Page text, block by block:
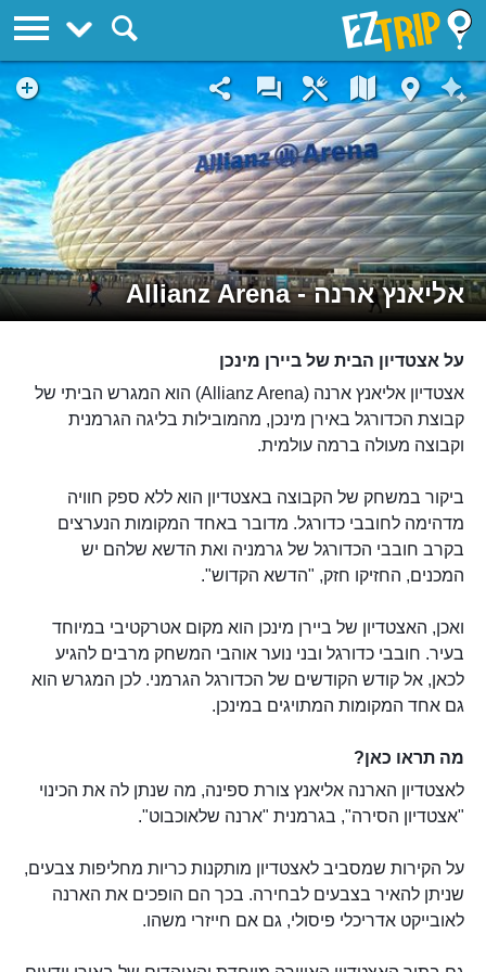
אליאנץ ארנה - Allianz Arena
על אצטדיון הבית של ביירן מינכן
אצטדיון אליאנץ ארנה (Allianz Arena) הוא המגרש הביתי של
קבוצת הכדורגל באירן מינכן, מהמובילות בליגה הגרמנית
וקבוצה מעולה ברמה עולמית.
ביקור במשחק של הקבוצה באצטדיון הוא ללא ספק חוויה
מדהימה לחובבי כדורגל. מדובר באחד המקומות הנערצים
בקרב חובבי הכדורגל של גרמניה ואת הדשא שלהם יש
המכנים, החזיקו חזק, "הדשא הקדוש".
ואכן, האצטדיון של ביירן מינכן הוא מקום אטרקטיבי במיוחד
בעיר. חובבי כדורגל ובני נוער אוהבי המשחק מרבים להגיע
לכאן, אל קודש הקודשים של הכדורגל הגרמני. לכן המגרש הוא
גם אחד המקומות המתויגים במינכן.
מה תראו כאן?
לאצטדיון הארנה אליאנץ צורת ספינה, מה שנתן לה את הכינוי
"אצטדיון הסירה", בגרמנית "ארנה שלאוכבוט".
על הקירות שמסביב לאצטדיון מותקנות כריות מחליפות צבעים,
שניתן להאיר בצבעים לבחירה. בכך הם הופכים את הארנה
לאובייקט אדריכלי פיסולי, גם אם חייזרי משהו.
EZTrip